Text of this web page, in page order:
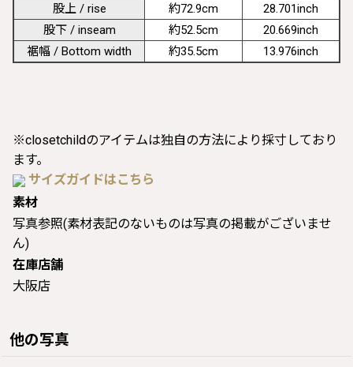
股上 / rise
約72.9cm
28.701inch
股下 / inseam
約52.5cm
20.669inch
裾幅 / Bottom width
約35.5cm 13.976inch
※closetchildのアイテムは独自の方法により採寸しており
ます。
サイズガイドはこちら
素材
写真参照(素材表記のないものは写真の掲載がございませ
ん)
在庫店舗
大阪店
他の写真